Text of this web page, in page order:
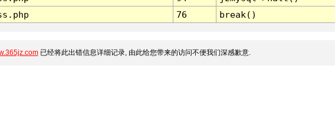
76 break()
已经将此出错信息详细记录, 由此给您带来的访问不便我们深感歉意.